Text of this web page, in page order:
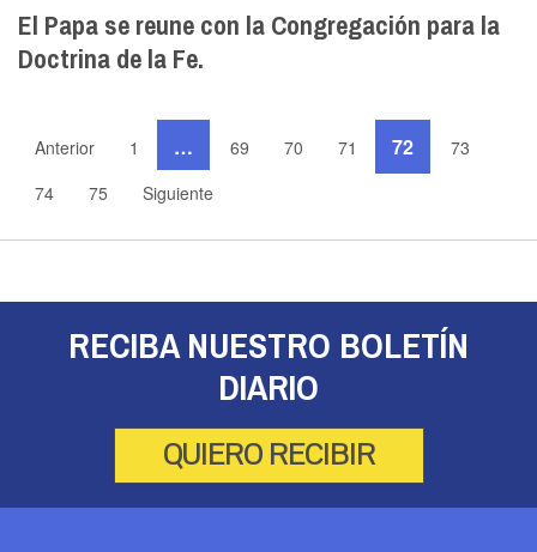
El Papa se reune con la Congregación para la
Doctrina de la Fe.
Anterior 1 … 69 70 71 72
73
74
75 Siguiente
RECIBA NUESTRO BOLETÍN
DIARIO
QUIERO RECIBIR